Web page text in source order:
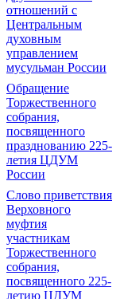
отношений с
Центральным
духовным
управлением
мусульман России
Обращение
Торжественного
собрания,
посвященного
празднованию 225-
летия ЦДУМ
России
Слово приветствия
Верховного
муфтия
участникам
Торжественного
собрания,
посвященного 225-
летию ЦДУМ